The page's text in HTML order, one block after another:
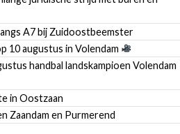
A7 bij Zuidoostbeemster
10 augustus in Volendam
handbal landskampioen Volendam
in Oostzaan
Zaandam en Purmerend